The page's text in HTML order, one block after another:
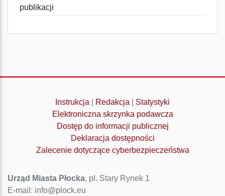
publikacji
Instrukcja Redakcja
Statystyki
Elektroniczna skrzynka podawcza
Dostęp do informacji publicznej
Deklaracja dostępności
Zalecenie dotyczące cyberbezpieczeństwa
Urząd Miasta Płocka, pl. Stary Rynek 1
E-mail: info@plock.eu